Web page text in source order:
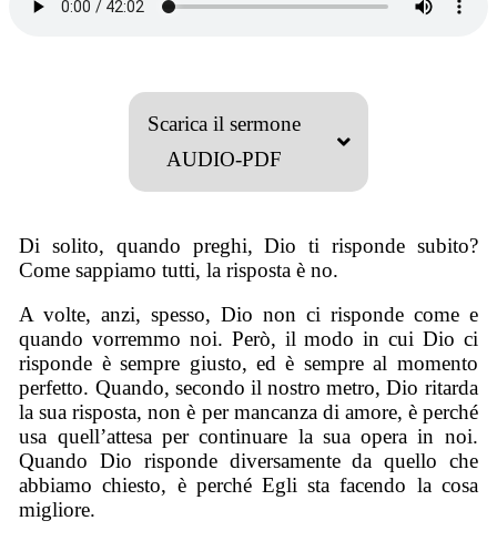
Scarica il sermone
AUDIO-PDF
Di solito, quando preghi, Dio ti risponde subito?
Come sappiamo tutti, la risposta è no.
A volte, anzi, spesso, Dio non ci risponde come e
quando vorremmo noi. Però, il modo in cui Dio ci
risponde è sempre giusto, ed è sempre al momento
perfetto. Quando, secondo il nostro metro, Dio ritarda
la sua risposta, non è per mancanza di amore, è perché
usa quell’attesa per continuare la sua opera in noi.
Quando Dio risponde diversamente da quello che
abbiamo chiesto, è perché Egli sta facendo la cosa
migliore.